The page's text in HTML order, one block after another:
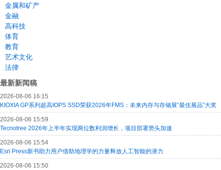
金属和矿产
金融
高科技
体育
教育
艺术文化
法律
最新新闻稿
2026-08-06 16:15
KIOXIA GP系列超高IOPS SSD荣获2026年FMS：未来内存与存储展“最佳展品”大奖
2026-08-06 15:59
Tecnotree 2026年上半年实现两位数利润增长，项目部署势头加速
2026-08-06 15:54
Esri Press新书助力用户借助地理学的力量释放人工智能的潜力
2026-08-06 15:50